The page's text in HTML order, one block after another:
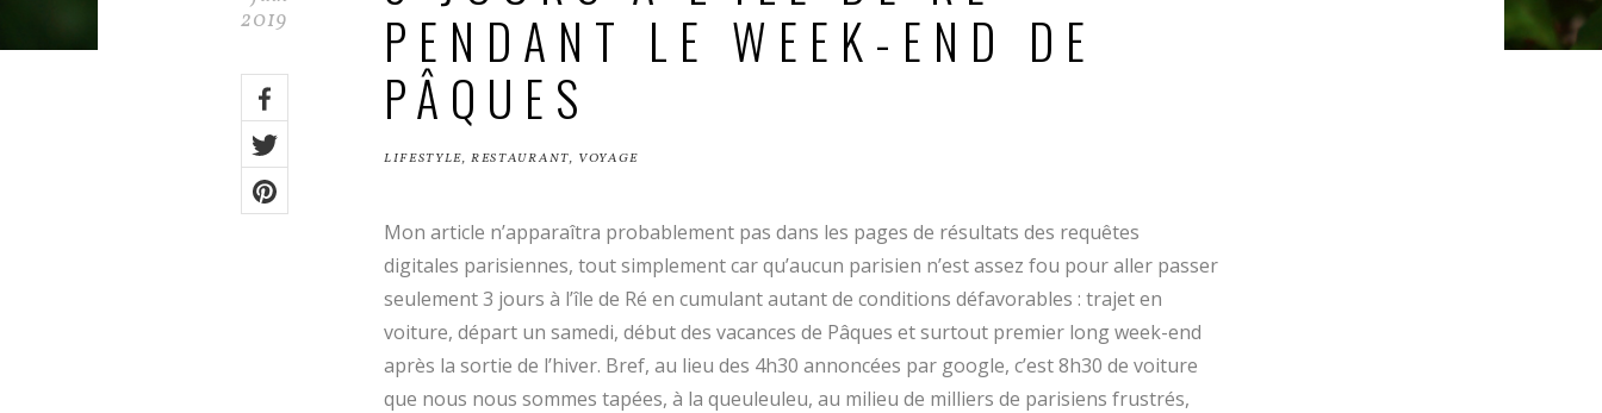
PENDANT LE WEEK-END DE
PÂQUES
2019
LIFESTYLE,RESTAURANT, VOYAGE
Share
on:Facebook
Twitter
Pinterest
Mon article n’apparaîtra probablement pas dans les pages de résultats des requêtes
digitales parisiennes, tout simplement car qu’aucun parisien n’est assez fou pour aller passer
seulement 3 jours à l’île de Ré en cumulant autant de conditions défavorables : trajet en
voiture, départ un samedi, début des vacances de Pâques et surtout premier long week-end
après la sortie de l’hiver. Bref, au lieu des 4h30 annoncées par google, c’est 8h30 de voiture
que nous nous sommes tapées, à la queuleuleu, au milieu de milliers de parisiens frustrés,